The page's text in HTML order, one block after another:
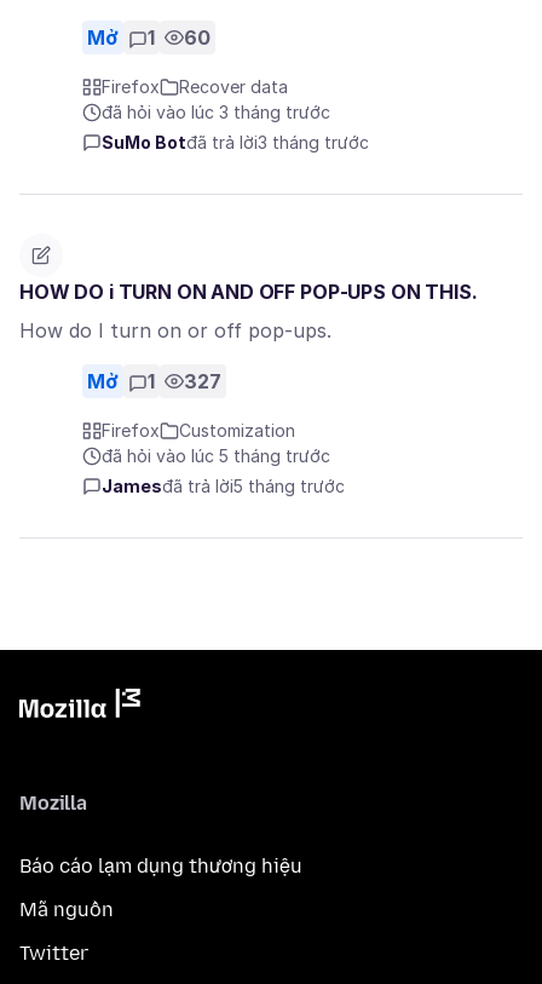
Mở 1 60
Firefox
Recover data
đã hỏi vào lúc 3 tháng trước
SuMo Botđã trả lời3 tháng trước
HOW DO i TURN ON AND OFF POP-UPS ON THIS.
How do I turn on or off pop-ups.
Mở 1 327
Firefox
Customization
đã hỏi vào lúc 5 tháng trước
Jamesđã trả lời5 tháng trước
Mozilla
Báo cáo lạm dụng thương hiệu
Mã nguồn
Twitter